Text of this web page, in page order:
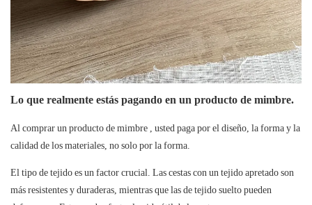
Lo que realmente estás pagando en un producto de mimbre.
Al comprar unproducto de mimbre , usted paga por el diseño, la forma y la
calidad de los materiales, no solo por la forma.
El tipo de tejido es un factor crucial. Las cestas con un tejido apretado son
más resistentes y duraderas, mientras que las de tejido suelto pueden